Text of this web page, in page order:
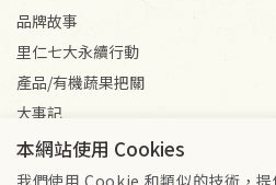
品牌故事
里仁七大永續行動
產品/有機蔬果把關
大事記
媒體報導
本網站使用 Cookies
我們使用 Cookie 和類似的技術，